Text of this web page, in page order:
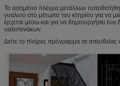
Το ασημένιο πλέγμα μετάλλων
γυαλιού στο μέτωπο του κτηρίου για να
έρχεται μέσω και για να δημιουργήσει
υαλοπινάκων.
Δείτε το πλήρες πρόγραμμα σε απευθείας